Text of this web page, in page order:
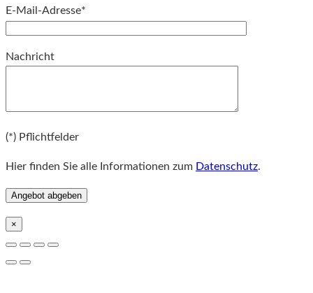
E-Mail-Adresse*
Nachricht
(*) Pflichtfelder
Hier finden Sie alle Informationen zum Datenschutz.
×